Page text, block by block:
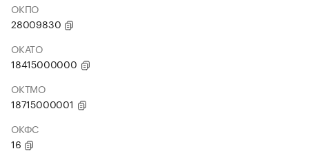
ОКПО
28009830
ОКАТО
18415000000
ОКТМО
18715000001
ОКФС
16